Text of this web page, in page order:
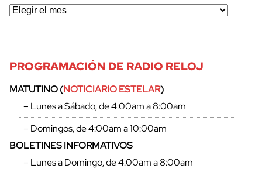
PROGRAMACIÓN DE RADIO RELOJ
MATUTINO (NOTICIARIO ESTELAR)
– Lunes a Sábado, de 4:00am a 8:00am
– Domingos, de 4:00am a 10:00am
BOLETINES INFORMATIVOS
– Lunes a Domingo, de 4:00am a 8:00am